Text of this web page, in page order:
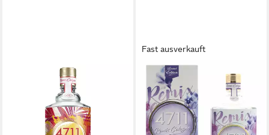
Eau de Cologne 4711 REMIX,
EdC 100 ml NS Exotic
Paradies (Grapfruit)
Fast ausverkauft
MÄURER & WIRTZ
Eau de Cologne 4711 Remix
Cologne Lavender Edition
EdC 150ml Spray
16,00 €